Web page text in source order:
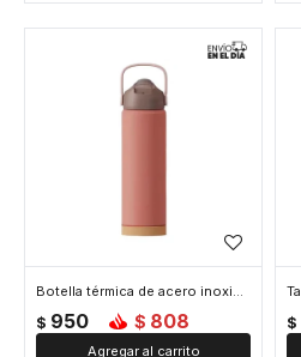
Botella térmica de acero inoxidable con asa y colores pastel 1000ML - Rojo
$ 950 $ 808 $